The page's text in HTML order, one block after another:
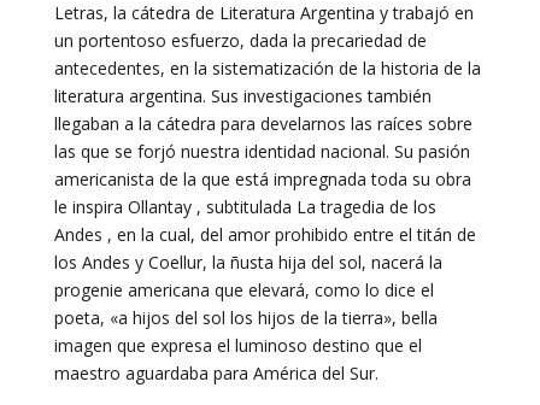
Letras, la cátedra de Literatura Argentina y trabajó en
un portentoso esfuerzo, dada la precariedad de
antecedentes, en la sistematización de la historia de la
literatura argentina. Sus investigaciones también
llegaban a la cátedra para develarnos las raíces sobre
las que se forjó nuestra identidad nacional. Su pasión
americanista de la que está impregnada toda su obra
le inspira Ollantay , subtitulada La tragedia de los
Andes , en la cual, del amor prohibido entre el titán de
los Andes y Coellur, la ñusta hija del sol, nacerá la
progenie americana que elevará, como lo dice el
poeta, «a hijos del sol los hijos de la tierra», bella
imagen que expresa el luminoso destino que el
maestro aguardaba para América del Sur.